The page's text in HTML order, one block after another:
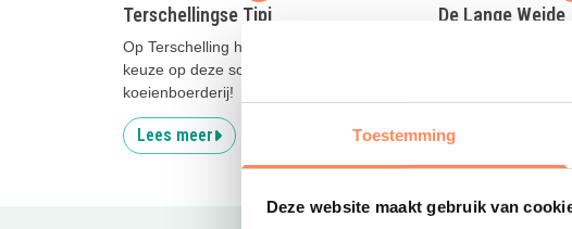
Toestemming
Deze website maakt gebruik van
Terschellingse Tipi
Op Terschelling huur je een tent naar
keuze op deze schapen- en
koeienboerderij!
Lees meer
De Lange Weide
Lees meer